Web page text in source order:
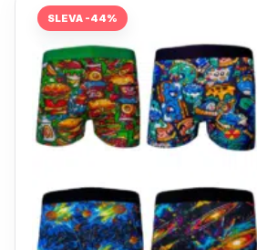
SLEVA -44%